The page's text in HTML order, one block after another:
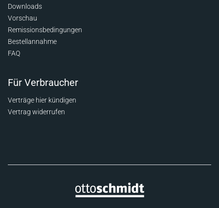
Downloads
Vorschau
Remissionsbedingungen
Bestellannahme
FAQ
Für Verbraucher
Verträge hier kündigen
Vertrag widerrufen